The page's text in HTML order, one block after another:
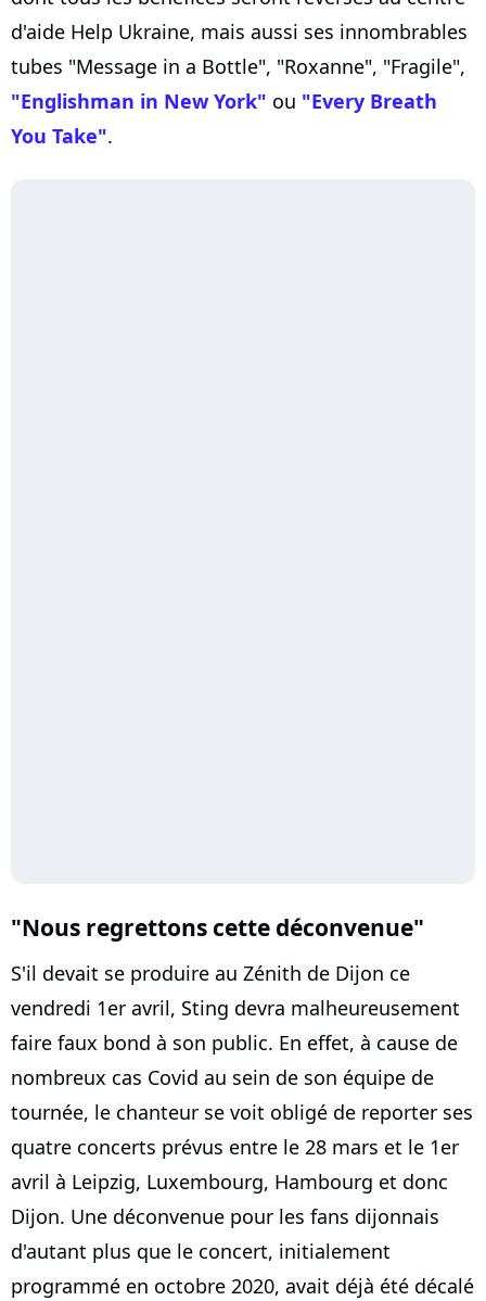
d'aide Help Ukraine, mais aussi ses innombrables
tubes "Message in a Bottle", "Roxanne", "Fragile",
"Englishman in New York" ou "Every Breath
You Take".
"Nous regrettons cette déconvenue"
S'il devait se produire au Zénith de Dijon ce
vendredi 1er avril, Sting devra malheureusement
faire faux bond à son public. En effet, à cause de
nombreux cas Covid au sein de son équipe de
tournée, le chanteur se voit obligé de reporter ses
quatre concerts prévus entre le 28 mars et le 1er
avril à Leipzig, Luxembourg, Hambourg et donc
Dijon. Une déconvenue pour les fans dijonnais
d'autant plus que le concert, initialement
programmé en octobre 2020, avait déjà été décalé